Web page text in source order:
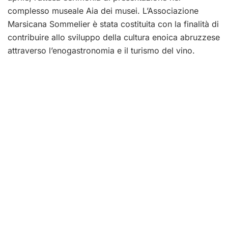
complesso museale Aia dei musei. L’Associazione
Marsicana Sommelier è stata costituita con la finalità di
contribuire allo sviluppo della cultura enoica abruzzese
attraverso l’enogastronomia e il turismo del vino.